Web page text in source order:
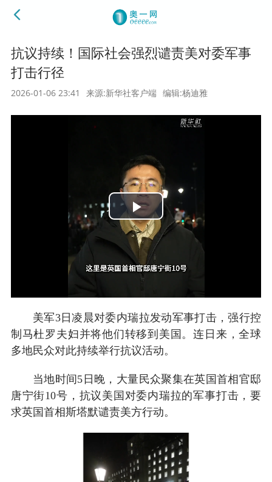
抗议持续！国际社会强烈谴责美对委军事
打击行径
2026-01-06 23:41 来源:新华社客户端 编辑:杨迪雅
Play
Video
美军3日凌晨对委内瑞拉发动军事打击，强行控
制马杜罗夫妇并将他们转移到美国。连日来，全球
多地民众对此持续举行抗议活动。
当地时间5日晚，大量民众聚集在英国首相官邸
唐宁街10号，抗议美国对委内瑞拉的军事打击，要
求英国首相斯塔默谴责美方行动。